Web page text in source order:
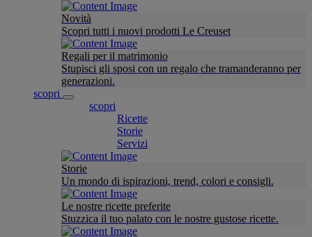
Novità
Scopri tutti i nuovi prodotti Le Creuset
Regali per il matrimonio
Stupisci gli sposi con un regalo che tramanderanno per
generazioni.
scopri
scopri
Ricette
Storie
Servizi
Storie
Un mondo di ispirazioni, trend, colori e consigli.
Le nostre ricette preferite
Stuzzica il tuo palato con le nostre gustose ricette.